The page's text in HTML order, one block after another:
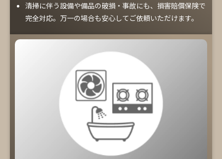
清掃に伴う設備や備品の破損・事故にも、損害賠償保険で
完全対応。万一の場合も安心してご依頼いただけます。